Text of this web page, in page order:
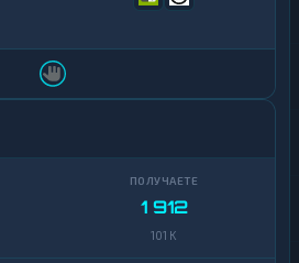
1 912
101 K